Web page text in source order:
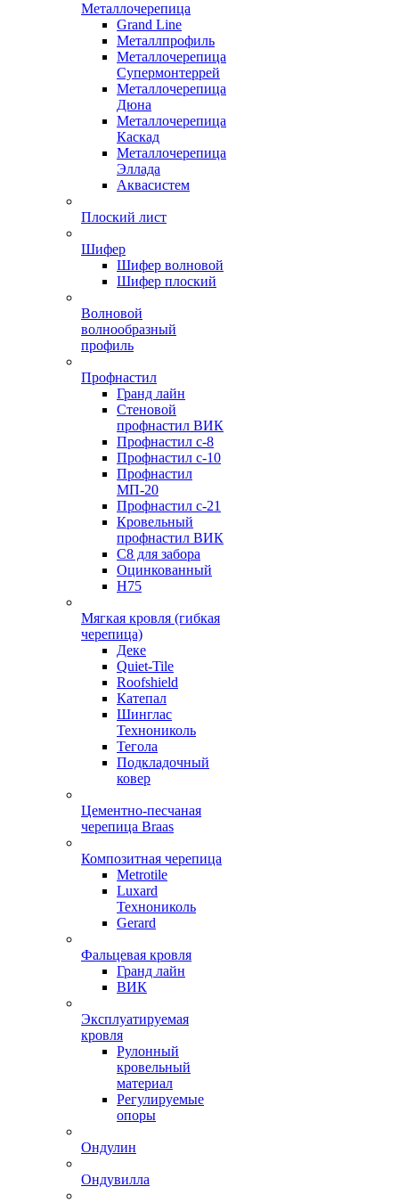
Металлочерепица
Grand Line
Металлпрофиль
Металлочерепица
Супермонтеррей
Металлочерепица
Дюна
Металлочерепица
Каскад
Металлочерепица
Эллада
Аквасистем
Плоский лист
Шифер
Шифер волновой
Шифер плоский
Волновой
волнообразный
профиль
Профнастил
Гранд лайн
Стеновой
профнастил ВИК
Профнастил с-8
Профнастил с-10
Профнастил
МП-20
Профнастил с-21
Кровельный
профнастил ВИК
С8 для забора
Оцинкованный
Н75
Мягкая кровля (гибкая
черепица)
Деке
Quiet-Tile
Roofshield
Катепал
Шинглас
Технониколь
Тегола
Подкладочный
ковер
Цементно-песчаная
черепица Braas
Композитная черепица
Metrotile
Luxard
Технониколь
Gerard
Фальцевая кровля
Гранд лайн
ВИК
Эксплуатируемая
кровля
Рулонный
кровельный
материал
Регулируемые
опоры
Ондулин
Ондувилла